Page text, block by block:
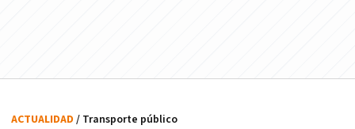
ACTUALIDAD / Transporte público